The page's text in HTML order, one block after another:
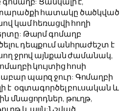
հատակը ծածկված
կամ հեռացվի հողի
Թարմ գոմաղբ
դեպքում անհրաժեշտ է
ջրով այնքան ժամանակ,
կույտից հոսի
պարզ ջուր: Գոմաղբի
է օգտագործել բուսական և
մնացորդներ, թուղթ,